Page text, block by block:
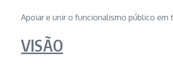
Apoiar e unir o funcionalismo público em
VISÃO